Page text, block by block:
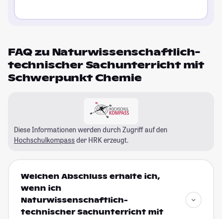
FAQ zu Naturwissenschaftlich-
technischer Sachunterricht mit
Schwerpunkt Chemie
Diese Informationen werden durch Zugriff auf den
Hochschulkompass der HRK erzeugt.
Welchen Abschluss erhalte ich,
wenn ich
Naturwissenschaftlich-
technischer Sachunterricht mit